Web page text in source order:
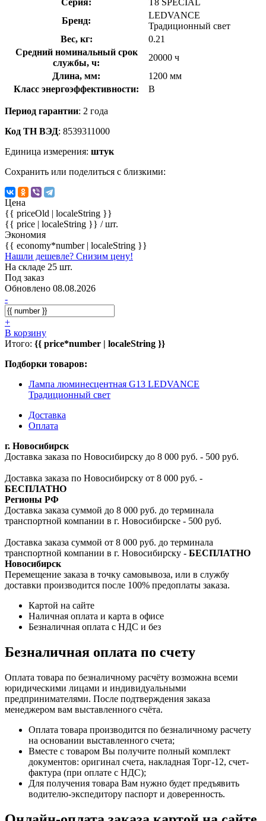
Бренд:
LEDVANCE
Традиционный свет
Вес, кг:
0.21
Средний номинальный срок
службы, ч:
20000 ч
Длина, мм:
1200 мм
Класс энергоэффективности:
B
Период гарантии: 2 года
Код ТН ВЭД: 8539311000
Единица измерения: штук
Сохранить или поделиться с близкими:
Цена
{{ priceOld | localeString }}
{{ price | localeString }} / шт.
Экономия
{{ economy*number | localeString }}
Нашли дешевле? Снизим цену!
На складе 25 шт.
Под заказ
Обновлено 08.08.2026
-
+
В корзину
Итого: {{ price*number | localeString }}
Подборки товаров:
Лампа люминесцентная G13 LEDVANCE
Традиционный свет
Доставка
Оплата
г. Новосибирск
Доставка заказа по Новосибирску до 8 000 руб. - 500 руб.
Доставка заказа по Новосибирску от 8 000 руб. -
БЕСПЛАТНО
Регионы РФ
Доставка заказа суммой до 8 000 руб. до терминала
транспортной компании в г. Новосибирске - 500 руб.
Доставка заказа суммой от 8 000 руб. до терминала
транспортной компании в г. Новосибирску - БЕСПЛАТНО
Новосибирск
Перемещение заказа в точку самовывоза, или в службу
доставки производится после 100% предоплаты заказа.
Картой на сайте
Наличная оплата и карта в офисе
Безналичная оплата с НДС и без
Безналичная оплата по счету
Оплата товара по безналичному расчёту возможна всеми
юридическими лицами и индивидуальными
предпринимателями. После подтверждения заказа
менеджером вам выставленного счёта.
Оплата товара производится по безналичному расчету
на основании выставленного счета;
Вместе с товаром Вы получите полный комплект
документов: оригинал счета, накладная Торг-12, счет-
фактура (при оплате с НДС);
Для получения товара Вам нужно будет предъявить
водителю-экспедитору паспорт и доверенность.